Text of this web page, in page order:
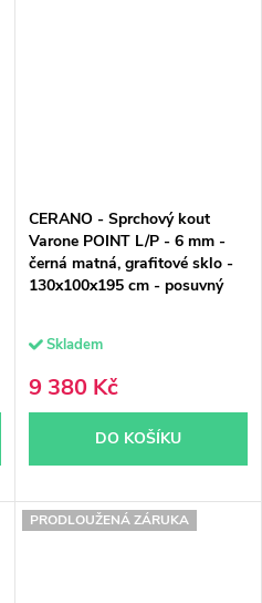
CERANO - Sprchový kout
Varone POINT L/P - 6 mm -
černá matná, grafitové sklo -
130x100x195 cm - posuvný
Skladem
9 380 Kč
DO KOŠÍKU
PRODLOUŽENÁ ZÁRUKA